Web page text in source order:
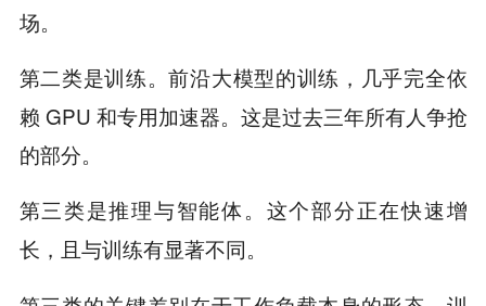
场。
第二类是训练。前沿大模型的训练，几乎完全依
赖 GPU 和专用加速器。这是过去三年所有人争抢
的部分。
第三类是推理与智能体。 这个部分正在快速增
长， 且与训练有显著不同。